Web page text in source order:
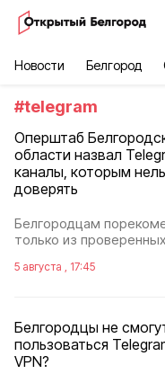
Новости Белгород
#telegram
Оперштаб
области назвал
каналы, которым
доверять
Белгородцам
только из
5 августа , 17:45
Белгородцы не
пользоваться
VPN?